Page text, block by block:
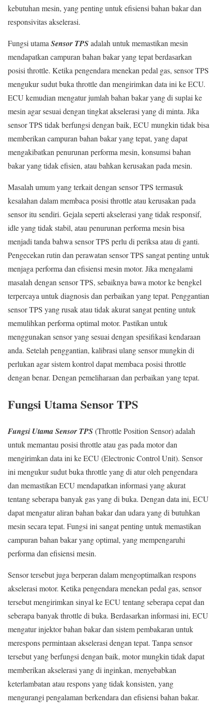
kebutuhan mesin, yang penting untuk efisiensi bahan bakar dan
responsivitas akselerasi.
Fungsi utama Sensor TPSadalah untuk memastikan mesin
mendapatkan campuran bahan bakar yang tepat berdasarkan
posisi throttle. Ketika pengendara menekan pedal gas, sensor TPS
mengukur sudut buka throttle dan mengirimkan data ini ke ECU.
ECU kemudian mengatur jumlah bahan bakar yang di suplai ke
mesin agar sesuai dengan tingkat akselerasi yang di minta. Jika
sensor TPS tidak berfungsi dengan baik, ECU mungkin tidak bisa
memberikan campuran bahan bakar yang tepat, yang dapat
mengakibatkan penurunan performa mesin, konsumsi bahan
bakar yang tidak efisien, atau bahkan kerusakan pada mesin.
Masalah umum yang terkait dengan sensor TPS termasuk
kesalahan dalam membaca posisi throttle atau kerusakan pada
sensor itu sendiri. Gejala seperti akselerasi yang tidak responsif,
idle yang tidak stabil, atau penurunan performa mesin bisa
menjadi tanda bahwa sensor TPS perlu di periksa atau di ganti.
Pengecekan rutin dan perawatan sensor TPS sangat penting untuk
menjaga performa dan efisiensi mesin motor. Jika mengalami
masalah dengan sensor TPS, sebaiknya bawa motor ke bengkel
terpercaya untuk diagnosis dan perbaikan yang tepat. Penggantian
sensor TPS yang rusak atau tidak akurat sangat penting untuk
memulihkan performa optimal motor. Pastikan untuk
menggunakan sensor yang sesuai dengan spesifikasi kendaraan
anda. Setelah penggantian, kalibrasi ulang sensor mungkin di
perlukan agar sistem kontrol dapat membaca posisi throttle
dengan benar. Dengan pemeliharaan dan perbaikan yang tepat.
Fungsi Utama Sensor TPS
Fungsi Utama Sensor TPS(Throttle Position Sensor) adalah
untuk memantau posisi throttle atau gas pada motor dan
mengirimkan data ini ke ECU (Electronic Control Unit). Sensor
ini mengukur sudut buka throttle yang di atur oleh pengendara
dan memastikan ECU mendapatkan informasi yang akurat
tentang seberapa banyak gas yang di buka. Dengan data ini, ECU
dapat mengatur aliran bahan bakar dan udara yang di butuhkan
mesin secara tepat. Fungsi ini sangat penting untuk memastikan
campuran bahan bakar yang optimal, yang mempengaruhi
performa dan efisiensi mesin.
Sensor tersebut juga berperan dalam mengoptimalkan respons
akselerasi motor. Ketika pengendara menekan pedal gas, sensor
tersebut mengirimkan sinyal ke ECU tentang seberapa cepat dan
seberapa banyak throttle di buka. Berdasarkan informasi ini, ECU
mengatur injektor bahan bakar dan sistem pembakaran untuk
merespons permintaan akselerasi dengan tepat. Tanpa sensor
tersebut yang berfungsi dengan baik, motor mungkin tidak dapat
memberikan akselerasi yang di inginkan, menyebabkan
keterlambatan atau respons yang tidak konsisten, yang
mengurangi pengalaman berkendara dan efisiensi bahan bakar.